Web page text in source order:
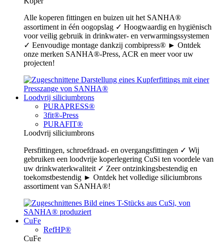
Alle koperen fittingen en buizen uit het SANHA®
assortiment in één oogopslag ✓ Hoogwaardig en hygiënisch
voor veilig gebruik in drinkwater- en verwarmingssystemen
✓ Eenvoudige montage dankzij combipress® ► Ontdek
onze merken SANHA®-Press, ACR en meer voor uw
projecten!
Loodvrij siliciumbrons
PURAPRESS®
3fit®-Press
PURAFIT®
Loodvrij siliciumbrons
Persfittingen, schroefdraad- en overgangsfittingen ✓ Wij
gebruiken een loodvrije koperlegering CuSi ten voordele van
uw drinkwaterkwaliteit ✓ Zeer ontzinkingsbestendig en
toekomstbestendig ► Ontdek het volledige siliciumbrons
assortiment van SANHA®!
CuFe
RefHP®
CuFe